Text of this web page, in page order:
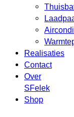
Realisaties
Contact
Over
SFelek
Shop